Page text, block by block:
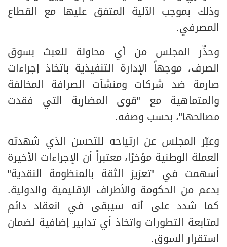
وذلك بموجب الآلية المتفق عليها مع القطاع
المصرفي.
وحذّر المجلس من أي محاولة للعبث بسوق
الصرف، موجهاً الإدارة التنفيذية باتخاذ إجراءات
صارمة ضد شركات ومنشآت الصرافة المخالفة
والمتماهية مع "قوى المضاربة التي فقدت
مصالحها"، بحسب وصفه.
وعبّر المجلس عن ارتياحه للتحسن الذي شهدته
العملة الوطنية مؤخرًا، معتبراً أن الإجراءات الأخيرة
أسهمت في "تعزيز الثقة بالمنظومة النقدية"
بدعم من الحكومة والأطراف الإقليمية والدولية.
كما شدد على أنه سيبقى في انعقاد دائم
لمتابعة التطورات واتخاذ أي تدابير إضافية لضمان
استقرار السوق.